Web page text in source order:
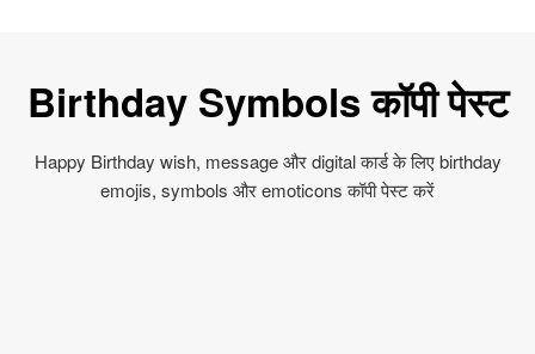
Birthday Symbols कॉपी पेस्ट
Happy Birthday wish, message और digital कार्ड के लिए birthday
emojis, symbols और emoticons कॉपी पेस्ट करें